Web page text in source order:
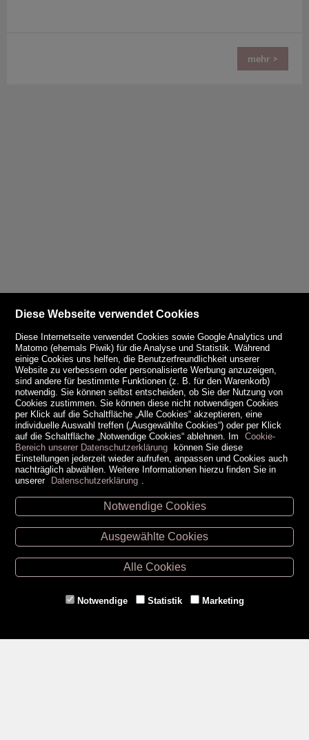
mehr >
Unsere Öffnungszeiten
Retz -02942/20433
Hollabrunn -02952/30057
Eggenburg -02984/3836
Gmünd -
Diese Webseite verwendet Cookies
Diese Internetseite verwendet Cookies sowie Google Analytics und
Matomo (ehemals Piwik) für die Analyse und Statistik. Während
einige Cookies uns helfen, die Benutzerfreundlichkeit unserer
Website zu verbessern oder personalisierte Werbung anzuzeigen,
sind andere für bestimmte Funktionen (z. B. für den Warenkorb)
notwendig. Sie können selbst entscheiden, ob Sie der Nutzung von
Cookies zustimmen. Sie können diese nicht notwendigen Cookies
per Klick auf die Schaltfläche „Alle Cookies“ akzeptieren, eine
individuelle Auswahl treffen („Ausgewählte Cookies“) oder per Klick
auf die Schaltfläche „Notwendige Cookies“ ablehnen. Im
Cookie-
Bereich unserer Datenschutzerklärung können Sie diese
Einstellungen jederzeit wieder aufrufen, anpassen und Cookies auch
nachträglich abwählen. Weitere Informationen hierzu finden Sie in
unserer Datenschutzerklärung
Notwendige Cookies
Ausgewählte Cookies
Alle Cookies
Notwendige Statistik Marketing